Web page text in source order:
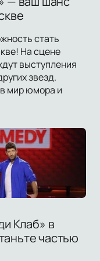
стать
На сцене
выступления
звезд.
мир юмора и
Клаб» в
частью